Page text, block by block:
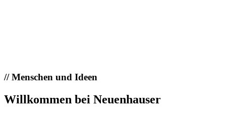
//Menschen und Ideen
Willkommen bei Neuenhauser